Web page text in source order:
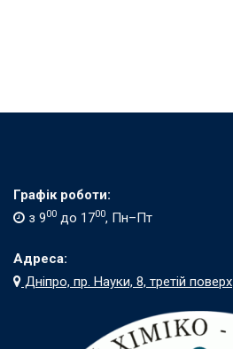
Графік роботи:
з 900 до 1700, Пн–Пт
Адреса:
Дніпро, пр. Науки, 8, третій поверх